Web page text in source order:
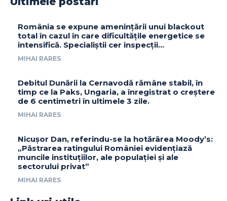
România se expune amenințării unui blackout
total în cazul în care dificultățile energetice se
intensifică. Specialiștii cer inspecții…
MIHAI RARES
Debitul Dunării la Cernavodă rămâne stabil, în
timp ce la Paks, Ungaria, a înregistrat o creștere
de 6 centimetri în ultimele 3 zile.
MIHAI RARES
Nicușor Dan, referindu-se la hotărârea Moody’s:
„Păstrarea ratingului României evidențiază
muncile instituțiilor, ale populației și ale
sectorului privat”
MIHAI RARES